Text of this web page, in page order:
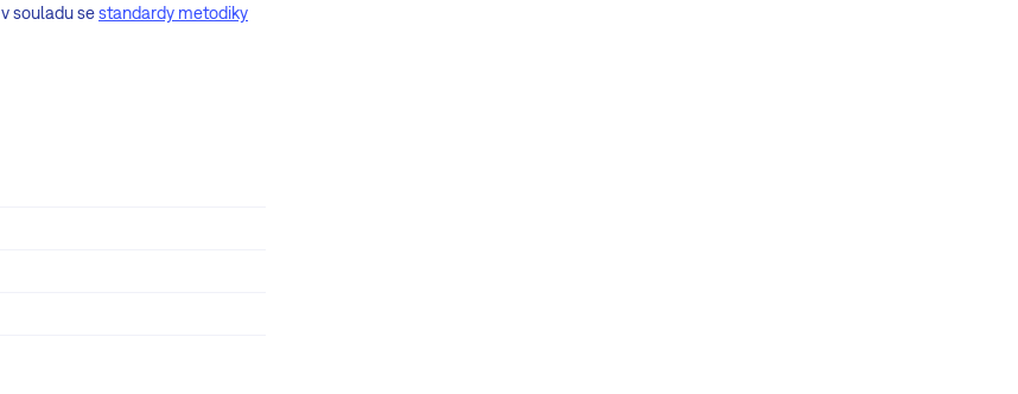
souladu sestandardy metodiky